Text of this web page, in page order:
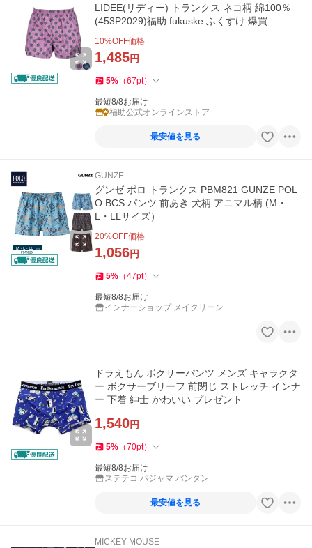
LIDEE(リディー) トランクス ネコ柄 綿100％
(453P2029)福助 fukuske ふくすけ 爆買
10%OFF価格
1,485円
5% （67pt）
最短8/8お届け
福助公式オンラインストア
最安値を見る
GUNZE
グンゼ ポロ トランクス PBM821 GUNZE POL
O BCS パンツ 前あき 犬柄 アニマル柄 (M・
L・LLサイズ）
20%OFF価格
1,056円
5% （47pt）
最短8/8お届け
インナーショップ メイクリーン
ドラえもん ボクサーパンツ メンズ キャラクタ
ー ボクサーブリーフ 前閉じ ストレッチ インナ
ー 下着 紳士 かわいい プレゼント
1,540円
5% （70pt）
最短8/8お届け
ステテコ パジャマ バンタン
最安値を見る
MICKEY MOUSE